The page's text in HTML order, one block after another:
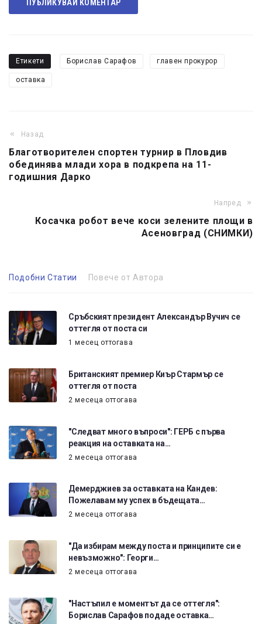
ПУБЛИКУВАЙ КОМЕНТАР
Етикети Борислав Сарафов главен прокурор
оставка
Назад
Благотворителен спортен турнир в Пловдив
обединява млади хора в подкрепа на 11-
годишния Дарко
Напред
Косачка робот вече коси зелените площи в
Асеновград (СНИМКИ)
Подобни Статии Повече от Автора
Сръбският президент Александър Вучич се
оттегля от поста си
1 месец оттогава
Британският премиер Киър Стармър се
оттегля от поста
2 месеца оттогава
"Следват много въпроси": ГЕРБ с първа
реакция на оставката на…
2 месеца оттогава
Демерджиев за оставката на Кандев:
Пожелавам му успех в бъдещата…
2 месеца оттогава
"Да избирам между поста и принципите си е
невъзможно": Георги…
2 месеца оттогава
"Настъпил е моментът да се оттегля":
Борислав Сарафов подаде оставка…